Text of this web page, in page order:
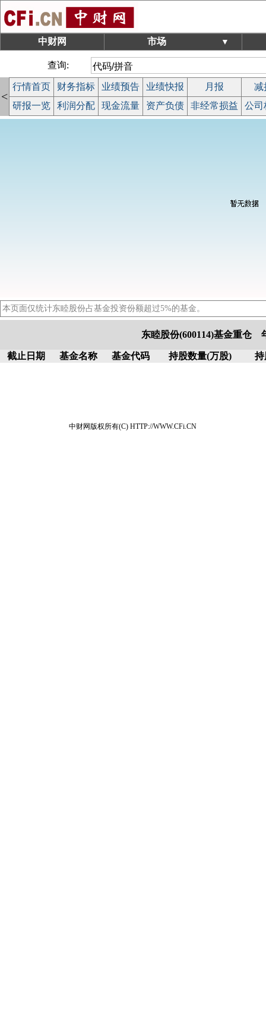
中财网 市场 ▼
查询:
<
行情首页 财务指标 业绩预告 业绩快报 月报
减
研报一览
利润分配 现金流量 资产负债 非经常损益 公司
本页面仅统计东睦股份占基金投资份额超过5%的基金。
东睦股份(600114)基金重仓
截止日期 基金名称 基金代码 持股数量(万股) 持
中财网版权所有(C) HTTP://WWW.CFi.CN